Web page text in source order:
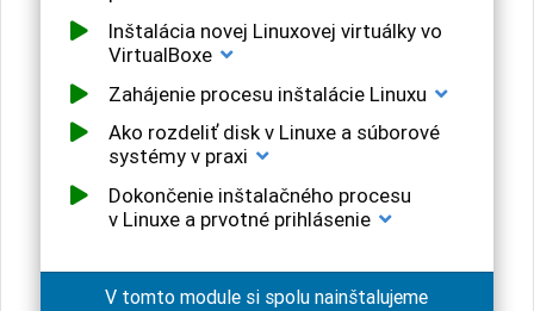
Inštalácia novej Linuxovej virtuálky vo
VirtualBoxe
Zahájenie procesu inštalácie Linuxu
Ako rozdeliť disk v Linuxe a súborové
systémy v praxi
Dokončenie inštalačného procesu
v Linuxe a prvotné prihlásenie
V tomto module si spolu nainštalujeme